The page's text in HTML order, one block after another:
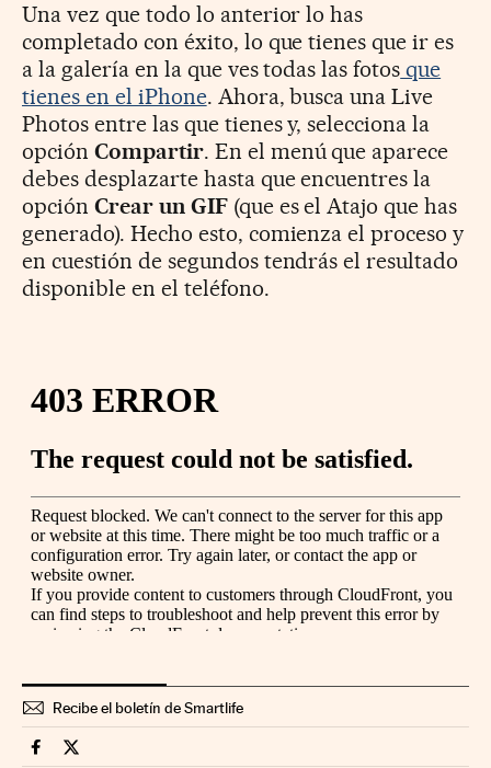
Una vez que todo lo anterior lo has
completado con éxito, lo que tienes que ir es
a la galería en la que ves todas las fotos que
tienes en el iPhone. Ahora, busca una Live
Photos entre las que tienes y, selecciona la
opción Compartir. En el menú que aparece
debes desplazarte hasta que encuentres la
opción Crear un GIF(que es el Atajo que has
generado). Hecho esto, comienza el proceso y
en cuestión de segundos tendrás el resultado
disponible en el teléfono.
Recibe el boletín de Smartlife
Smartlife Cinco Días en Facebook
Smartlife Cinco Días en Twitter